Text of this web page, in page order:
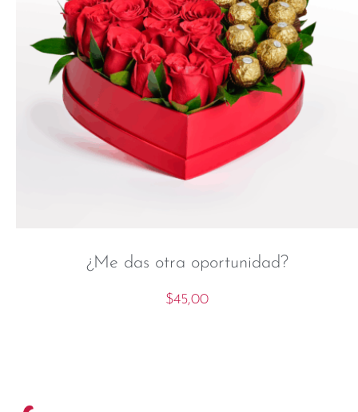
¿Me das otra oportunidad?
$45,00